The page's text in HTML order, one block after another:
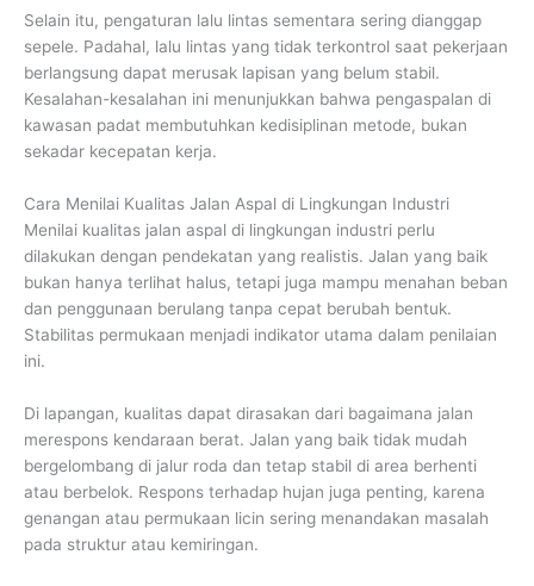
Selain itu, pengaturan lalu lintas sementara sering dianggap
sepele. Padahal, lalu lintas yang tidak terkontrol saat pekerjaan
berlangsung dapat merusak lapisan yang belum stabil.
Kesalahan-kesalahan ini menunjukkan bahwa pengaspalan di
kawasan padat membutuhkan kedisiplinan metode, bukan
sekadar kecepatan kerja.
Cara Menilai Kualitas Jalan Aspal di Lingkungan Industri
Menilai kualitas jalan aspal di lingkungan industri perlu
dilakukan dengan pendekatan yang realistis. Jalan yang baik
bukan hanya terlihat halus, tetapi juga mampu menahan beban
dan penggunaan berulang tanpa cepat berubah bentuk.
Stabilitas permukaan menjadi indikator utama dalam penilaian
ini.
Di lapangan, kualitas dapat dirasakan dari bagaimana jalan
merespons kendaraan berat. Jalan yang baik tidak mudah
bergelombang di jalur roda dan tetap stabil di area berhenti
atau berbelok. Respons terhadap hujan juga penting, karena
genangan atau permukaan licin sering menandakan masalah
pada struktur atau kemiringan.